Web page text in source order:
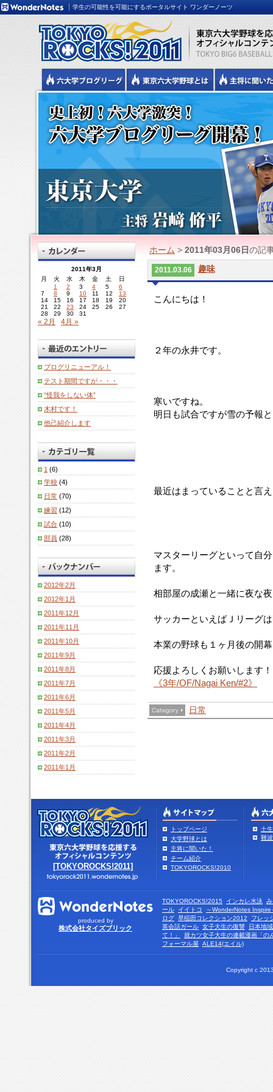
学生の可能性を可能にするポータルサイト ワンダーノーツ
ホーム > 2011年03月06日 の記
2011.03.06 趣味
こんにちは！
２年の永井です。
寒いですね。
明日も試合ですが雪の予報
最近はまっていることと言
マスターリーグといって自
ます。
相部屋の成瀬と一緒に夜な
サッカーといえばＪリーグ
本業の野球も１ヶ月後の開
応援よろしくお願いします
《3年/OF/Nagai Ken/#2》
日常
2011年3月
月
火 水 木 金 土
日
1
2 3 4 5
6
7
8 9 10 11 12
13
14
15 16 17 18 19
20
21
22 23 24 25 26
27
28
29 30 31
« 2月 4月 »
ブログリニューアル！
テスト期間ですが・・・
“怪我をしない体”
木村です！
他己紹介します
1 (6)
学校 (4)
日常 (70)
練習 (12)
試合 (10)
部員 (28)
2012年2月
2012年1月
2011年12月
2011年11月
2011年10月
2011年9月
2011年8月
2011年7月
2011年6月
2011年5月
2011年4月
2011年3月
2011年2月
2011年1月
[TOKYOROCKS!2011]
トップページ
大学野球とは
主将に聞いた！
チーム紹介
TOKYOROCKS!2010
土
難
produced by
株式会社タイズブリック
TOKYOROCKS!2015 インカレ水泳
ール
イイトコ
～WonderNotes Inspire
ログ 早稲田コレクション2012
フレッ
英会話ガール 女子大生の復讐
日本地
て！」
就カツ女子大生の連載漫画「の
フォーマル屋
ALE14(エイル)
Copyright c